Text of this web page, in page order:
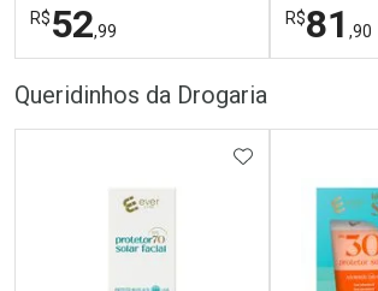
R$52,99
R$81 ,90
Queridinhos da Drogaria
ADICIONAR